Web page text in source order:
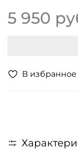
В избранное
5 950